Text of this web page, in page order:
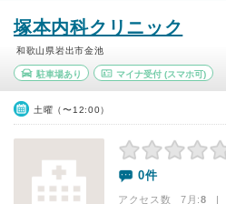
塚本内科クリニック
和歌山県岩出市金池
駐車場あり マイナ受付(スマホ可)
土曜（〜12:00）
0件
アクセス数 7月:8 |